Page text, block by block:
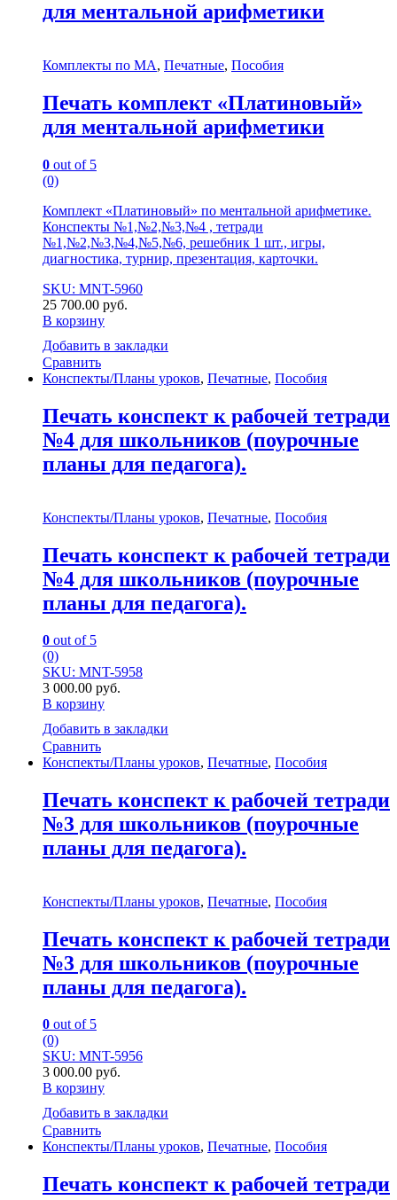
для ментальной арифметики
Комплекты по МА, Печатные, Пособия
Печать комплект «Платиновый»
для ментальной арифметики
0 out of 5
(0)
Комплект «Платиновый» по ментальной арифметике.
Конспекты №1,№2,№3,№4 , тетради
№1,№2,№3,№4,№5,№6, решебник 1 шт., игры,
диагностика, турнир, презентация, карточки.
SKU: MNT-5960
25 700.00 руб.
В корзину
Добавить в закладки
Сравнить
Конспекты/Планы уроков, Печатные, Пособия
Печать конспект к рабочей тетради
№4 для школьников (поурочные
планы для педагога).
Конспекты/Планы уроков, Печатные, Пособия
Печать конспект к рабочей тетради
№4 для школьников (поурочные
планы для педагога).
0 out of 5
(0)
SKU: MNT-5958
3 000.00 руб.
В корзину
Добавить в закладки
Сравнить
Конспекты/Планы уроков, Печатные, Пособия
Печать конспект к рабочей тетради
№3 для школьников (поурочные
планы для педагога).
Конспекты/Планы уроков, Печатные, Пособия
Печать конспект к рабочей тетради
№3 для школьников (поурочные
планы для педагога).
0 out of 5
(0)
SKU: MNT-5956
3 000.00 руб.
В корзину
Добавить в закладки
Сравнить
Конспекты/Планы уроков, Печатные, Пособия
Печать конспект к рабочей тетради